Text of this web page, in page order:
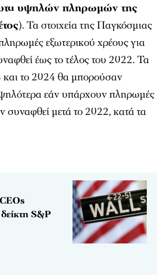
υψηλών πληρωμών της
). Τα στοιχεία της Παγκόσμιας
εξωτερικού χρέους για
έως το τέλος του 2022. Τα
και το 2024 θα μπορούσαν
εάν υπάρχουν πληρωμές
συναφθεί μετά το 2022, κατά τα
S&P